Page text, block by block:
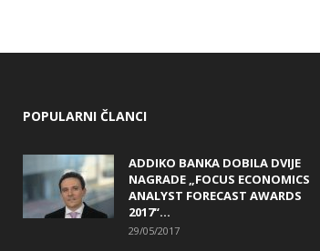
POPULARNI ČLANCI
ADDIKO BANKA DOBILA DVIJE
NAGRADE „FOCUS ECONOMICS
ANALYST FORECAST AWARDS
2017“...
29/05/2017